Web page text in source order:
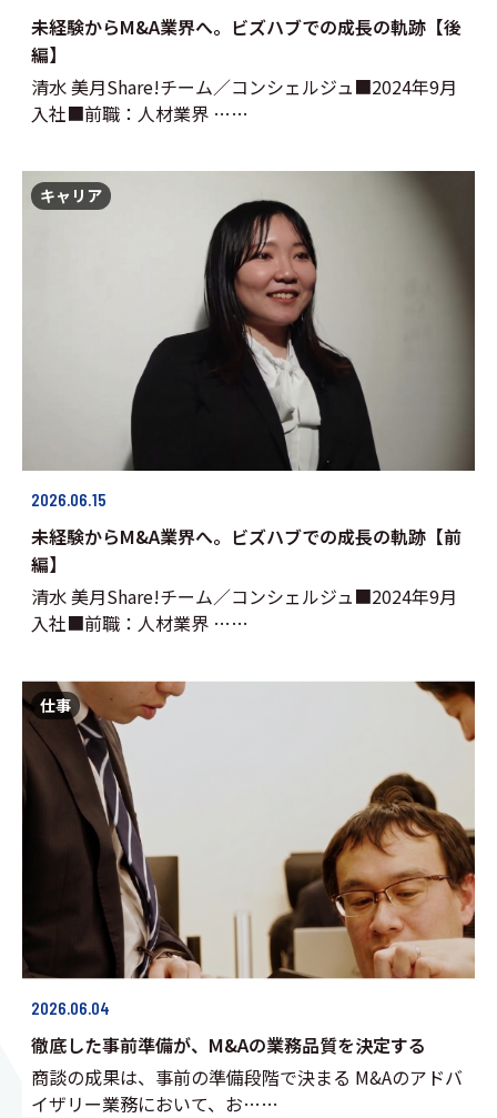
未経験からM&A業界へ。ビズハブでの成長の軌跡【後
編】
清水 美月Share!チーム／コンシェルジュ■2024年9月
入社■前職：人材業界 ……
2026.06.15
未経験からM&A業界へ。ビズハブでの成長の軌跡【前
編】
清水 美月Share!チーム／コンシェルジュ■2024年9月
入社■前職：人材業界 ……
キャリア
2026.06.04
徹底した事前準備が、M&Aの業務品質を決定する
商談の成果は、事前の準備段階で決まる M&Aのアドバ
イザリー業務において、お……
仕事